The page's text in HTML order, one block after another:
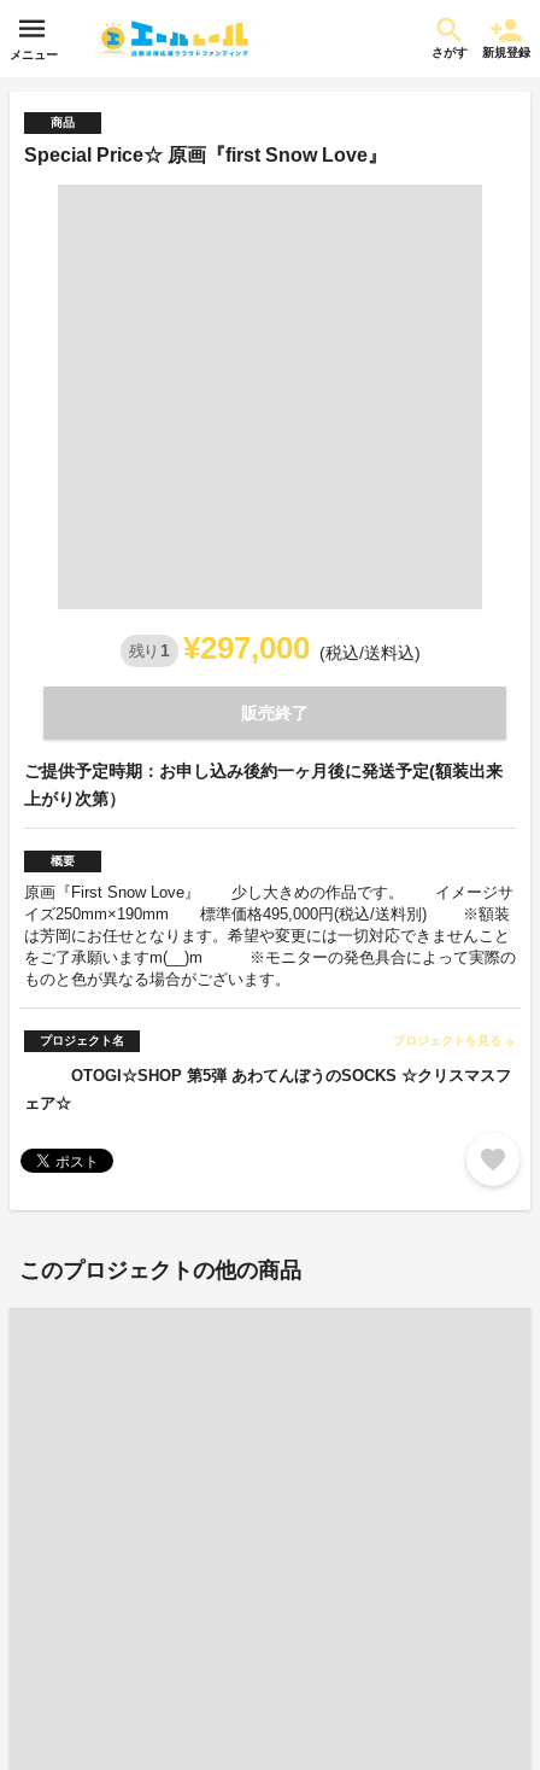
メニュー さがす 新規登録
商品
Special Price☆ 原画『first Snow Love』
残り 1 ¥297,000 (税込/送料込)
販売終了
ご提供予定時期：お申し込み後約一ヶ月後に発送予定(額装出来
上がり次第）
概要
原画『First Snow Love』 少し大きめの作品です。 イメージサ
イズ250mm×190mm 標準価格495,000円(税込/送料別) ※額装
は芳岡にお任せとなります。希望や変更には一切対応できませんこと
をご了承願いますm(__)m ※モニターの発色具合によって実際の
ものと色が異なる場合がございます。
プロジェクト名 プロジェクトを見る arrow_forward
OTOGI☆SHOP 第5弾 あわてんぼうのSOCKS ☆クリスマスフ
ェア☆
favorite
このプロジェクトの他の商品